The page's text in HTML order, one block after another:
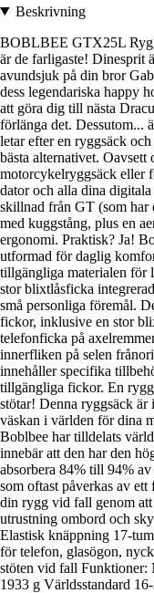
Beskrivning
BOBLBEE GTX25L
är de farligaste! Dinesprit
avundsjuk på din bror
dess legendariska happy
att göra dig till nästa
förlänga det. Dessutom...
letar efter en ryggsäck
bästa alternativet. Oavsett
motorcykelryggsäck eller
dator och alla dina
skillnad från GT (som har
med kuggstång, plus en
ergonomi. Praktisk? Ja!
utformad för daglig
tillgängliga materialen för
stor blixtlåsficka
små personliga föremål.
fickor, inklusive en stor
telefonficka på
innerfliken på selen
innehåller specifika
tillgängliga fickor. En
stötar! Denna ryggsäck är
väskan i världen för dina
Boblbee har tilldelats
innebär att den har den
absorbera 84% till 94%
som oftast påverkas av
din rygg vid fall genom
utrustning ombord och
Elastisk knäppning 17-
för telefon, glasögon,
stöten vid fall
1933 g Världsstandard